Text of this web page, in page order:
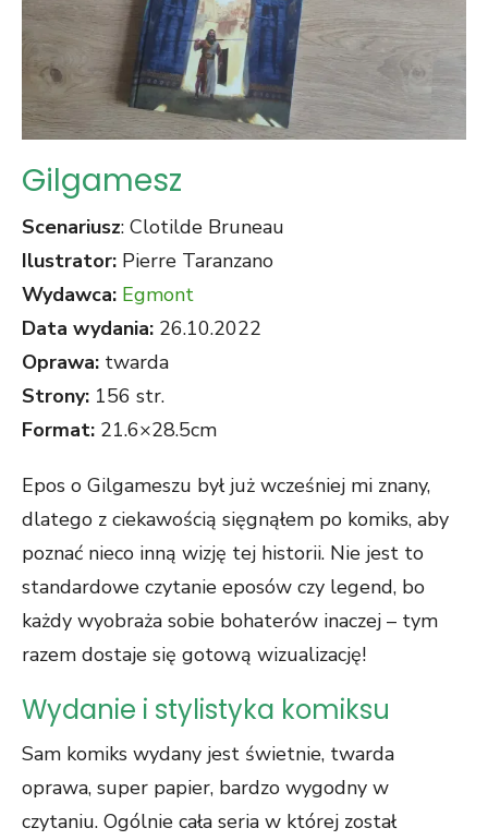
Gilgamesz
Scenariusz: Clotilde Bruneau
Ilustrator: Pierre Taranzano
Wydawca: Egmont
Data wydania: 26.10.2022
Oprawa: twarda
Strony: 156 str.
Format: 21.6×28.5cm
Epos o Gilgameszu był już wcześniej mi znany,
dlatego z ciekawością sięgnąłem po komiks, aby
poznać nieco inną wizję tej historii. Nie jest to
standardowe czytanie eposów czy legend, bo
każdy wyobraża sobie bohaterów inaczej – tym
razem dostaje się gotową wizualizację!
Wydanie i stylistyka komiksu
Sam komiks wydany jest świetnie, twarda
oprawa, super papier, bardzo wygodny w
czytaniu. Ogólnie cała seria w której został